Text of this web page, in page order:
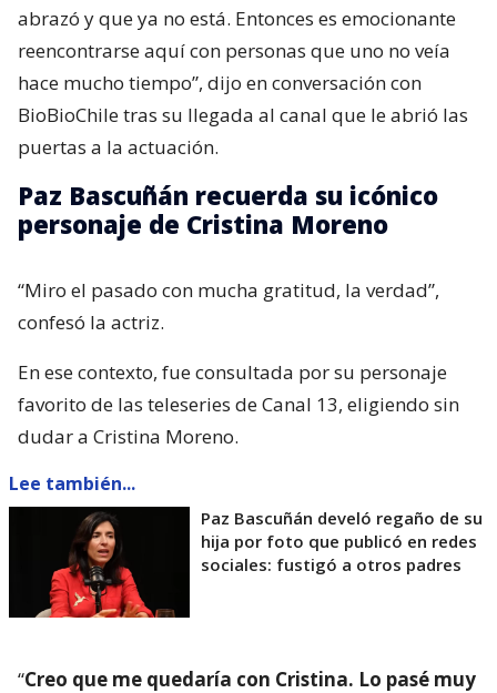
abrazó y que ya no está. Entonces es emocionante
reencontrarse aquí con personas que uno no veía
hace mucho tiempo”, dijo en conversación con
BioBioChile tras su llegada al canal que le abrió las
puertas a la actuación.
Paz Bascuñán recuerda su icónico
personaje de Cristina Moreno
“Miro el pasado con mucha gratitud, la verdad”,
confesó la actriz.
En ese contexto, fue consultada por su personaje
favorito de las teleseries de Canal 13, eligiendo sin
dudar a Cristina Moreno.
Lee también...
Paz Bascuñán develó regaño de su
hija por foto que publicó en redes
sociales: fustigó a otros padres
“Creo que me quedaría con Cristina. Lo pasé muy